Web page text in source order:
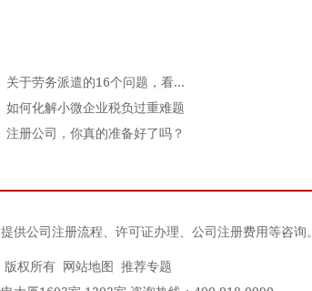
关于劳务派遣的16个问题，看完本文你就明白了！
如何化解小微企业税负过重难题
注册公司，你真的准备好了吗？
供公司注册流程、许可证办理、公司注册费用等咨询。
版权所有 网站地图 推荐专题